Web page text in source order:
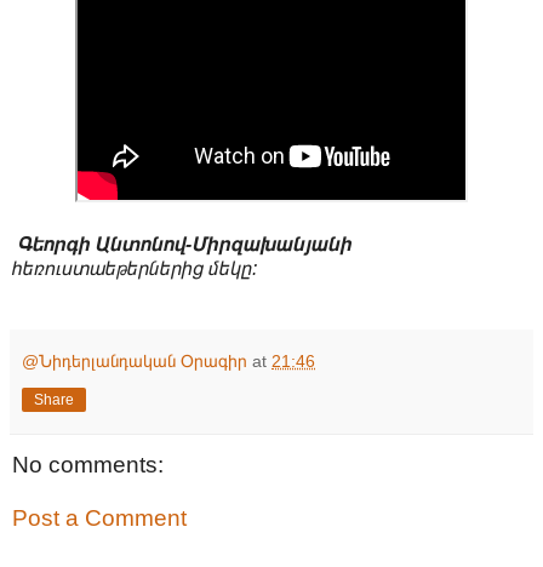
Գեորգի Անտոնով-Միրզախանյանի
հեռուստաեթերներից մեկը:
@Նիդերլանդական Օրագիր at 21:46
Share
No comments:
Post a Comment